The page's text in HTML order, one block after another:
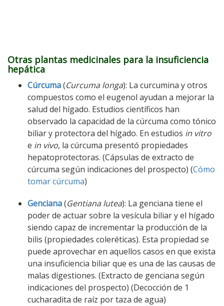
Otras plantas medicinales para la insuficiencia
hepática
Cúrcuma(Curcuma longa): La curcumina y otros
compuestos como el eugenol ayudan a mejorar la
salud del hígado. Estudios científicos han
observado la capacidad de la cúrcuma como tónico
biliar y protectora del hígado. En estudios in vitro
e in vivo, la cúrcuma presentó propiedades
hepatoprotectoras. (Cápsulas de extracto de
cúrcuma según indicaciones del prospecto) (Cómo
tomar cúrcuma)
Genciana(Gentiana lutea): La genciana tiene el
poder de actuar sobre la vesícula biliar y el hígado
siendo capaz de incrementar la producción de la
bilis (propiedades coleréticas). Esta propiedad se
puede aprovechar en aquellos casos en que exista
una insuficiencia biliar que es una de las causas de
malas digestiones. (Extracto de genciana según
indicaciones del prospecto) (Decocción de 1
cucharadita de raíz por taza de agua)